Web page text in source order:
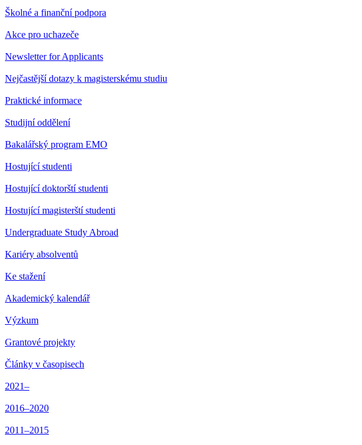
Školné a finanční podpora
Akce pro uchazeče
Newsletter for Applicants
Nejčastější dotazy k magisterskému studiu
Praktické informace
Studijní oddělení
Bakalářský program EMO
Hostující studenti
Hostující doktorští studenti
Hostující magisterští studenti
Undergraduate Study Abroad
Kariéry absolventů
Ke stažení
Akademický kalendář
Výzkum
Grantové projekty
Články v časopisech
2021–
2016–2020
2011–2015